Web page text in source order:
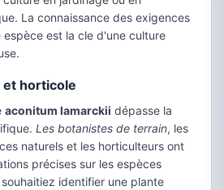
La connaissance des exigences
est la cle d'une culture
horticole
aconitum lamarckii dépasse la
Les botanistes de terrain, les
naturels et les horticulteurs ont
précises sur les espèces
identifier une plante